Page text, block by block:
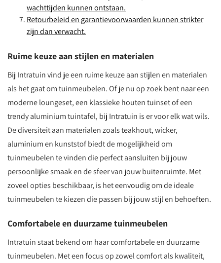
wachttijden kunnen ontstaan.
Retourbeleid en garantievoorwaarden kunnen strikter
zijn dan verwacht.
Ruime keuze aan stijlen en materialen
Bij Intratuin vind je een ruime keuze aan stijlen en materialen
als het gaat om tuinmeubelen. Of je nu op zoek bent naar een
moderne loungeset, een klassieke houten tuinset of een
trendy aluminium tuintafel, bij Intratuin is er voor elk wat wils.
De diversiteit aan materialen zoals teakhout, wicker,
aluminium en kunststof biedt de mogelijkheid om
tuinmeubelen te vinden die perfect aansluiten bij jouw
persoonlijke smaak en de sfeer van jouw buitenruimte. Met
zoveel opties beschikbaar, is het eenvoudig om de ideale
tuinmeubelen te kiezen die passen bij jouw stijl en behoeften.
Comfortabele en duurzame tuinmeubelen
Intratuin staat bekend om haar comfortabele en duurzame
tuinmeubelen. Met een focus op zowel comfort als kwaliteit,